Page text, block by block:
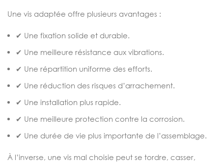
Une vis adaptée offre plusieurs avantages :
✔ Une fixation solide et durable.
✔ Une meilleure résistance aux vibrations.
✔ Une répartition uniforme des efforts.
✔ Une réduction des risques d’arrachement.
✔ Une installation plus rapide.
✔ Une meilleure protection contre la corrosion.
✔ Une durée de vie plus importante de l’assemblage.
À l’inverse, une vis mal choisie peut se tordre, casser,